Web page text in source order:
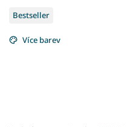
Bestseller
Více barev